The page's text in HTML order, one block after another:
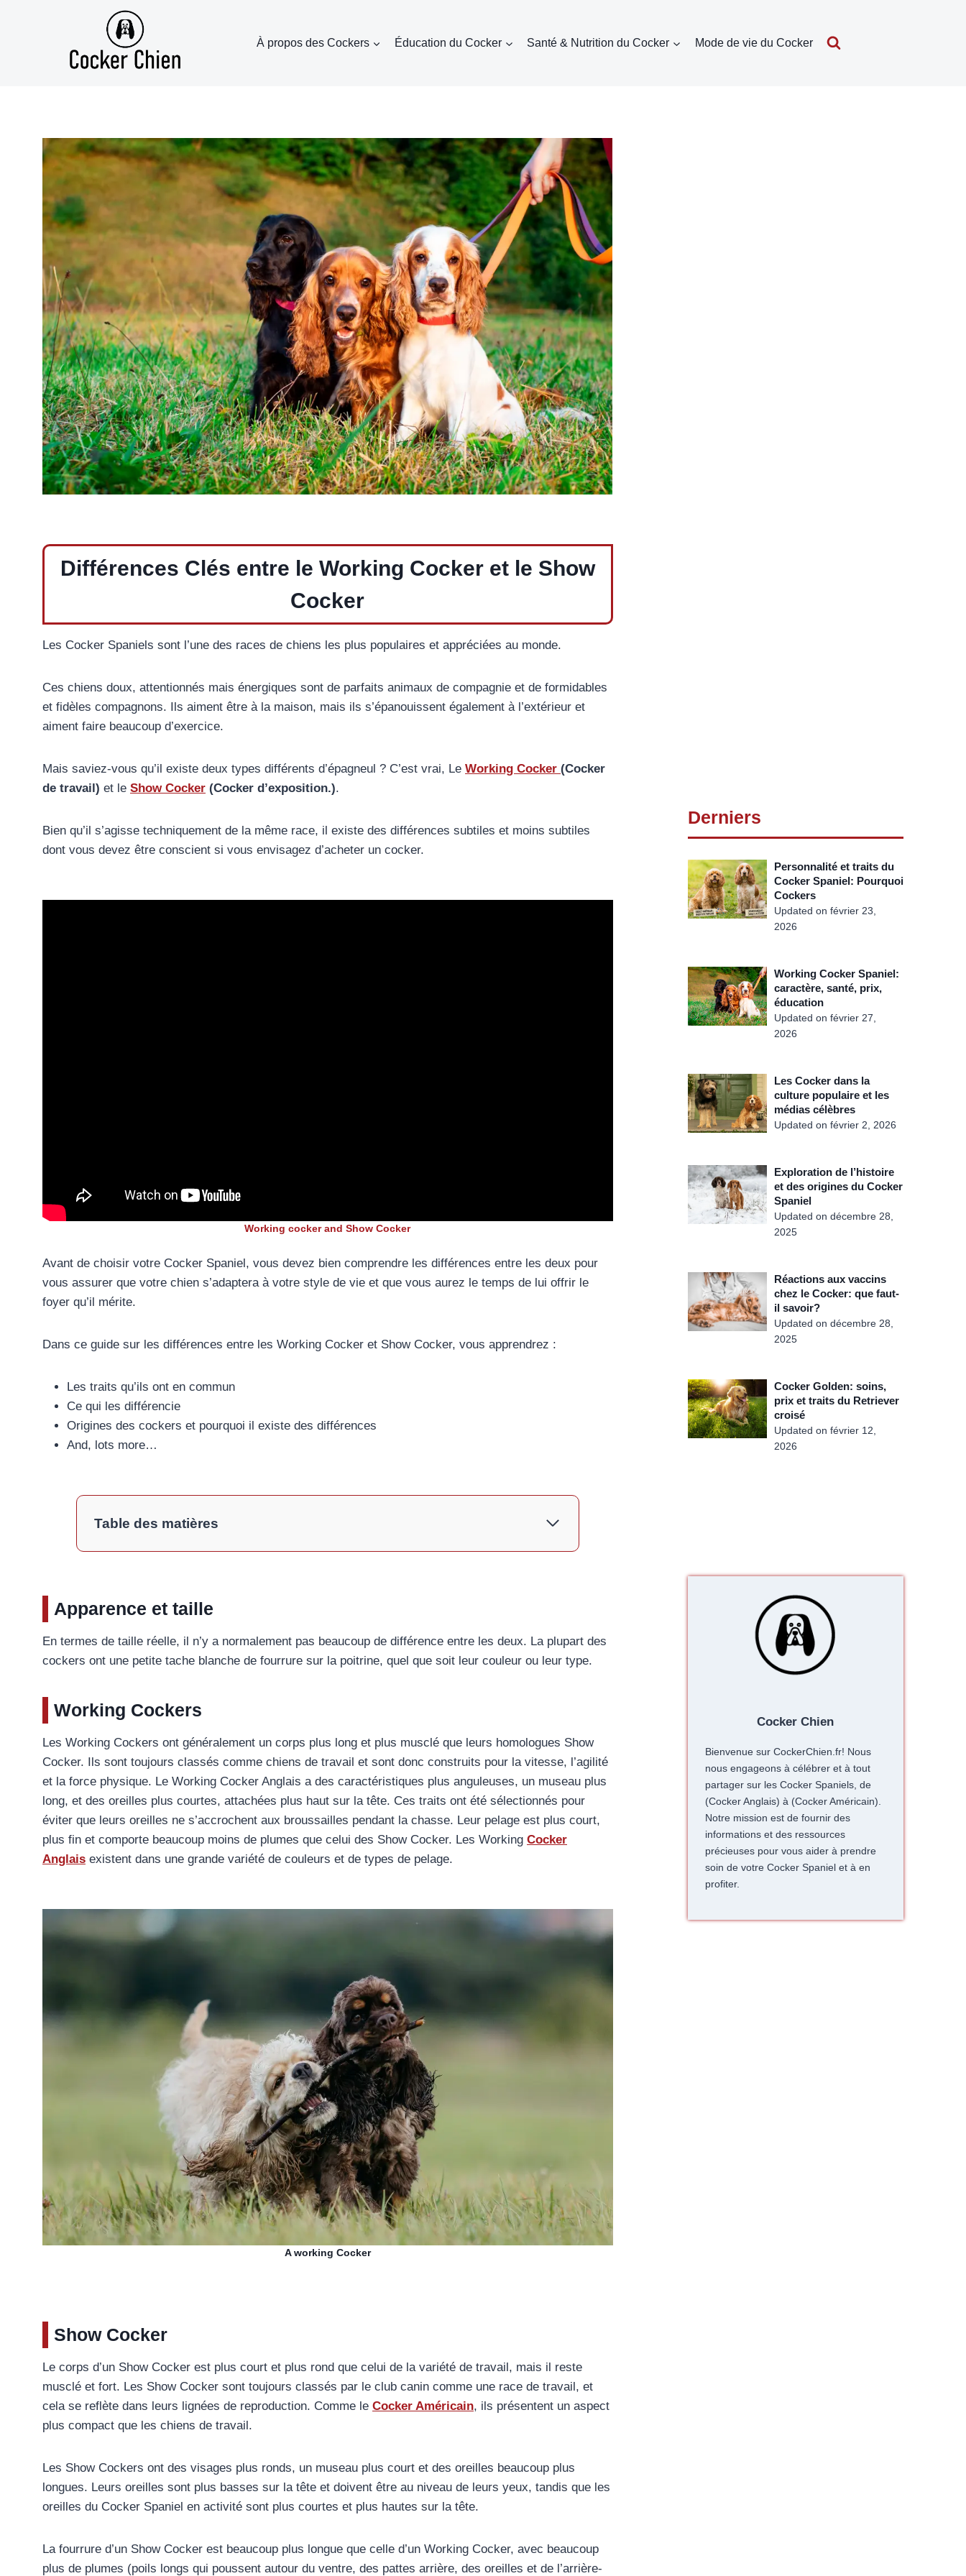
À propos des Cockers Éducation du Cocker Santé & Nutrition du Cocker Mode de vie du Cocker
Différences Clés entre le Working Cocker et le Show
Cocker
Les Cocker Spaniels sont l’une des races de chiens les plus populaires et appréciées au monde.
Ces chiens doux, attentionnés mais énergiques sont de parfaits animaux de compagnie et de formidables
et fidèles compagnons. Ils aiment être à la maison, mais ils s’épanouissent également à l’extérieur et
aiment faire beaucoup d’exercice.
Mais saviez-vous qu’il existe deux types différents d’épagneul ? C’est vrai, Le Working Cocker (Cocker
de travail) et le Show Cocker (Cocker d’exposition.).
Bien qu’il s’agisse techniquement de la même race, il existe des différences subtiles et moins subtiles
dont vous devez être conscient si vous envisagez d’acheter un cocker.
Working cocker and Show Cocker
Avant de choisir votre Cocker Spaniel, vous devez bien comprendre les différences entre les deux pour
vous assurer que votre chien s’adaptera à votre style de vie et que vous aurez le temps de lui offrir le
foyer qu’il mérite.
‍Dans ce guide sur les différences entre les Working Cocker et Show Cocker, vous apprendrez :
Les traits qu’ils ont en commun
Ce qui les différencie
Origines des cockers et pourquoi il existe des différences
And, lots more…
Table des matières
Apparence et taille
En termes de taille réelle, il n’y a normalement pas beaucoup de différence entre les deux. La plupart des
cockers ont une petite tache blanche de fourrure sur la poitrine, quel que soit leur couleur ou leur type.
Working Cockers
Les Working Cockers ont généralement un corps plus long et plus musclé que leurs homologues Show
Cocker. Ils sont toujours classés comme chiens de travail et sont donc construits pour la vitesse, l’agilité
et la force physique. Le Working Cocker Anglais a des caractéristiques plus anguleuses, un museau plus
long, et des oreilles plus courtes, attachées plus haut sur la tête. Ces traits ont été sélectionnés pour
éviter que leurs oreilles ne s’accrochent aux broussailles pendant la chasse. Leur pelage est plus court,
plus fin et comporte beaucoup moins de plumes que celui des Show Cocker. Les Working Cocker
Anglais existent dans une grande variété de couleurs et de types de pelage.
A working Cocker
Show Cocker
Le corps d’un Show Cocker est plus court et plus rond que celui de la variété de travail, mais il reste
musclé et fort. Les Show Cocker sont toujours classés par le club canin comme une race de travail, et
cela se reflète dans leurs lignées de reproduction. Comme le Cocker Américain, ils présentent un aspect
plus compact que les chiens de travail.
Les Show Cockers ont des visages plus ronds, un museau plus court et des oreilles beaucoup plus
longues. Leurs oreilles sont plus basses sur la tête et doivent être au niveau de leurs yeux, tandis que les
oreilles du Cocker Spaniel en activité sont plus courtes et plus hautes sur la tête.
La fourrure d’un Show Cocker est beaucoup plus longue que celle d’un Working Cocker, avec beaucoup
plus de plumes (poils longs qui poussent autour du ventre, des pattes arrière, des oreilles et de l’arrière-
Derniers
Personnalité et traits du
Cocker Spaniel: Pourquoi
Cockers
Updated on février 23,
2026
Working Cocker Spaniel:
caractère, santé, prix,
éducation
Updated on février 27,
2026
Les Cocker dans la
culture populaire et les
médias célèbres
Updated on février 2, 2026
Exploration de l’histoire
et des origines du Cocker
Spaniel
Updated on décembre 28,
2025
Réactions aux vaccins
chez le Cocker: que faut-
il savoir?
Updated on décembre 28,
2025
Cocker Golden: soins,
prix et traits du Retriever
croisé
Updated on février 12,
2026
Cocker Chien
Bienvenue sur CockerChien.fr! Nous
nous engageons à célébrer et à tout
partager sur les Cocker Spaniels, de
(Cocker Anglais) à (Cocker Américain).
Notre mission est de fournir des
informations et des ressources
précieuses pour vous aider à prendre
soin de votre Cocker Spaniel et à en
profiter.